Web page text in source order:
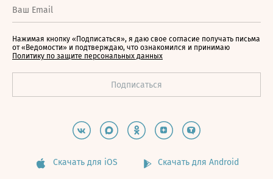
Нажимая кнопку «Подписаться», я даю свое согласие получать письма
от «Ведомости» и подтверждаю, что ознакомился и принимаю
Политику по защите персональных данных
Скачать для iOS Скачать для Android